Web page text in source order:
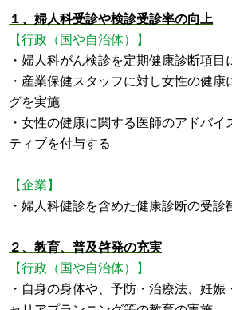
１、婦人科受診や検診受診率の向上
【行政（国や自治体）】
・婦人科がん検診を定期健康診断項目
・産業保健スタッフに対し女性の健康
グを実施
・女性の健康に関する医師のアドバイ
ティブを付与する
【企業】
・婦人科健診を含めた健康診断の受診
２、教育、普及啓発の充実
【行政（国や自治体）】
・自身の身体や、予防・治療法、妊娠